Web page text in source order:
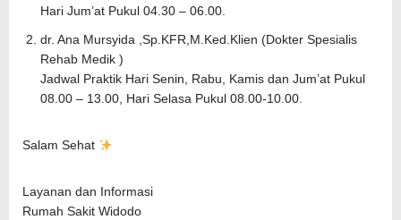
Hari Jum’at Pukul 04.30 – 06.00.
dr. Ana Mursyida ,Sp.KFR,M.Ked.Klien (Dokter Spesialis
Rehab Medik )
Jadwal Praktik Hari Senin, Rabu, Kamis dan Jum’at Pukul
08.00 – 13.00, Hari Selasa Pukul 08.00-10.00.
Salam Sehat
Layanan dan Informasi
Rumah Sakit Widodo